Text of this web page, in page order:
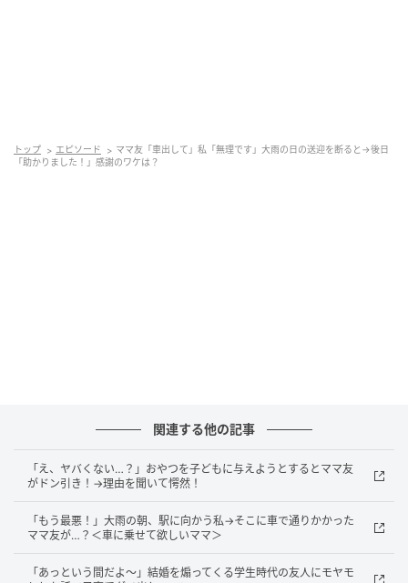
気まずい……と思っていたら！？
出せない義父母から「近所の人に頼めばいい」と言わ
れ、困って私に連絡したのだそうです。
私が断ったことで、義父母に「他人に頼るのが当たり
前ではない」と話すきっかけができたとのこと。さら
に「無理に引き受けてもらわなくてよかったです」と
言われ、私は胸をなでおろしました。
トップ エピソード
ママ友「車出して」私「無理です」大雨の日の送迎を断ると→後日
「助かりました！」感謝のワケは？
関連する他の記事
「え、ヤバくない…？」おやつを子どもに与えようとするとママ友
がドン引き！→理由を聞いて愕然！
「もう最悪！」大雨の朝、駅に向かう私→そこに車で通りかかった
ママ友が…？＜車に乗せて欲しいママ＞
「あっという間だよ～」結婚を煽ってくる学生時代の友人にモヤモ